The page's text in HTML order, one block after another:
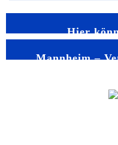
Hier
Mannheim –